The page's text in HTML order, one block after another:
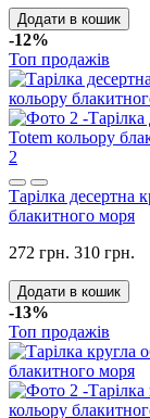
Додати в кошик
-12%
Топ продажів
2
Тарілка десертна
блакитного моря
272 грн. 310 грн.
Додати в кошик
-13%
Топ продажів